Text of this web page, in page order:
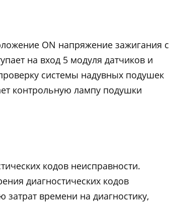
ON напряжение зажигания с
на вход 5 модуля датчиков и
системы надувных подушек
контрольную лампу подушки
кодов неисправности.
диагностических кодов
времени на диагностику,